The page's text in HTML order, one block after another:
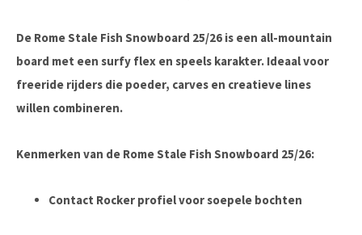
De Rome Stale Fish Snowboard 25/26 is een all-mountain
board met een surfy flex en speels karakter. Ideaal voor
freeride rijders die poeder, carves en creatieve lines
willen combineren.
Kenmerken van de Rome Stale Fish Snowboard 25/26:
Contact Rocker profiel voor soepele bochten